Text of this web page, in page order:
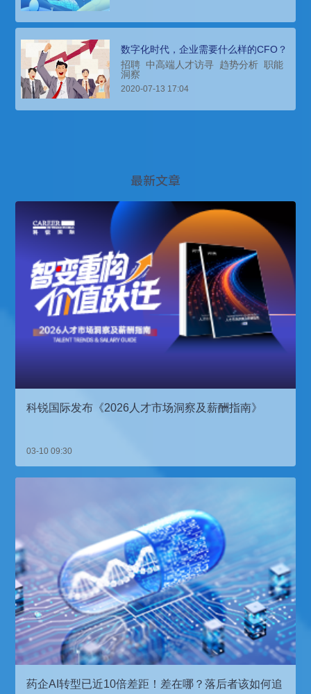
数字化时代，企业需要什么样的CFO？
招聘 中高端人才访寻 趋势分析 职能
洞察
2020-07-13 17:04
最新文章
科锐国际发布《2026人才市场洞察及薪酬指南》
03-10 09:30
药企AI转型已近10倍差距！差在哪？落后者该如何追